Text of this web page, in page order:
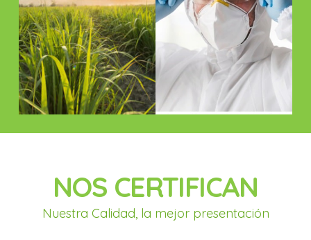
NOS CERTIFICAN
Nuestra Calidad, la mejor presentación